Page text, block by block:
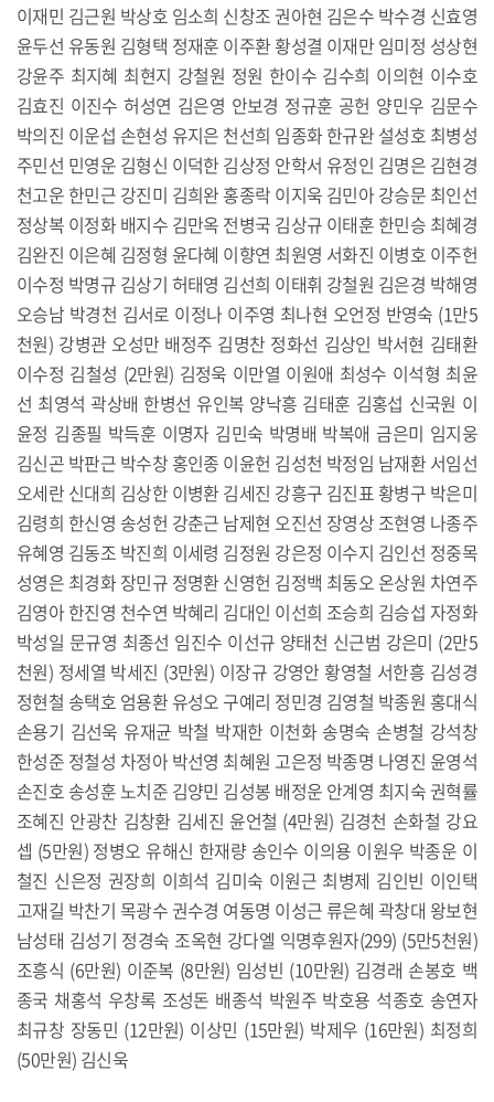
이재민 김근원 박상호 임소희 신창조 권아현 김은수 박수경 신효영
윤두선 유동원 김형택 정재훈 이주환 황성결 이재만 임미정 성상현
강윤주 최지혜 최현지 강철원 정원 한이수 김수희 이의현 이수호
김효진 이진수 허성연 김은영 안보경 정규훈 공헌 양민우 김문수
박의진 이운섭 손현성 유지은 천선희 임종화 한규완 설성호 최병성
주민선 민영운 김형신 이덕한 김상정 안학서 유정인 김명은 김현경
천고운 한민근 강진미 김희완 홍종락 이지욱 김민아 강승문 최인선
정상복 이정화 배지수 김만옥 전병국 김상규 이태훈 한민승 최혜경
김완진 이은혜 김정형 윤다혜 이향연 최원영 서화진 이병호 이주헌
이수정 박명규 김상기 허태영 김선희 이태휘 강철원 김은경 박해영
오승남 박경천 김서로 이정나 이주영 최나현 오언정 반영숙 (1만5
천원) 강병관 오성만 배정주 김명찬 정화선 김상인 박서현 김태환
이수정 김철성 (2만원) 김정욱 이만열 이원애 최성수 이석형 최윤
선 최영석 곽상배 한병선 유인복 양낙흥 김태훈 김홍섭 신국원 이
윤정 김종필 박득훈 이명자 김민숙 박명배 박복애 금은미 임지웅
김신곤 박판근 박수창 홍인종 이윤헌 김성천 박정임 남재환 서임선
오세란 신대희 김상한 이병환 김세진 강흥구 김진표 황병구 박은미
김령희 한신영 송성헌 강춘근 남제현 오진선 장영상 조현영 나종주
유혜영 김동조 박진희 이세령 김정원 강은정 이수지 김인선 정중목
성영은 최경화 장민규 정명환 신영헌 김정백 최동오 온상원 차연주
김영아 한진영 천수연 박혜리 김대인 이선희 조승희 김승섭 자정화
박성일 문규영 최종선 임진수 이선규 양태천 신근범 강은미 (2만5
천원) 정세열 박세진 (3만원) 이장규 강영안 황영철 서한흥 김성경
정현철 송택호 엄용환 유성오 구예리 정민경 김영철 박종원 홍대식
손용기 김선욱 유재균 박철 박재한 이천화 송명숙 손병철 강석창
한성준 정철성 차정아 박선영 최혜원 고은정 박종명 나영진 윤영석
손진호 송성훈 노치준 김양민 김성봉 배정운 안계영 최지숙 권혁률
조혜진 안광찬 김창환 김세진 윤언철 (4만원) 김경천 손화철 강요
셉 (5만원) 정병오 유해신 한재량 송인수 이의용 이원우 박종운 이
철진 신은정 권장희 이희석 김미숙 이원근 최병제 김인빈 이인택
고재길 박찬기 목광수 권수경 여동명 이성근 류은혜 곽창대 왕보현
남성태 김성기 정경숙 조옥현 강다엘 익명후원자(299) (5만5천원)
조흥식 (6만원) 이준복 (8만원) 임성빈 (10만원) 김경래 손봉호 백
종국 채홍석 우창록 조성돈 배종석 박원주 박호용 석종호 송연자
최규창 장동민 (12만원) 이상민 (15만원) 박제우 (16만원) 최정희
(50만원) 김신욱